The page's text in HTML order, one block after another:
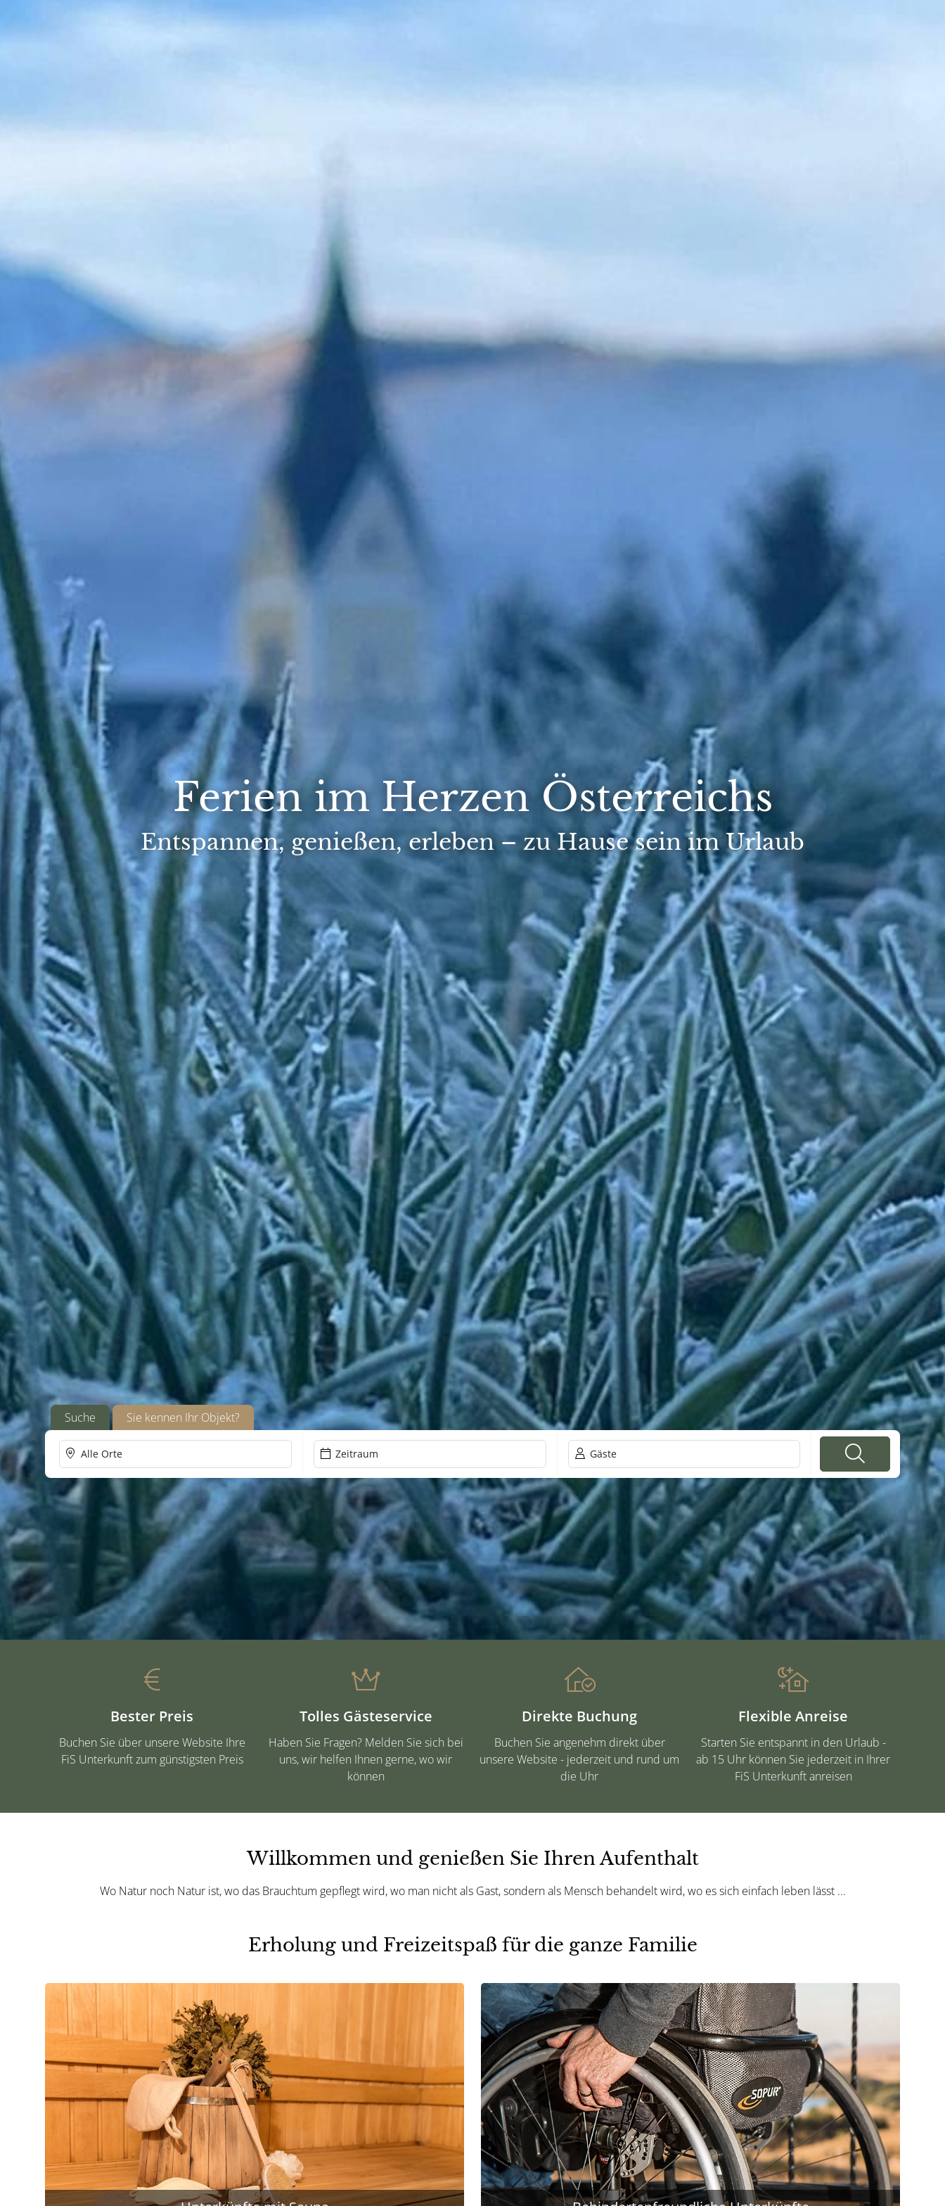
Ferien im Herzen Österreichs
Entspannen, genießen, erleben – zu Hause sein im Urlaub
Suche Sie kennen Ihr Objekt?
Alle Orte Zeitraum Gäste
Bester Preis
Buchen Sie über unsere Website Ihre
FiS Unterkunft zum günstigsten Preis
Tolles Gästeservice
Haben Sie Fragen? Melden Sie sich bei
uns, wir helfen Ihnen gerne, wo wir
können
Direkte Buchung
Buchen Sie angenehm direkt über
unsere Website - jederzeit und rund um
die Uhr
Flexible Anreise
Starten Sie entspannt in den Urlaub -
ab 15 Uhr können Sie jederzeit in Ihrer
FiS Unterkunft anreisen
Willkommen und genießen Sie Ihren Aufenthalt
Wo Natur noch Natur ist, wo das Brauchtum gepflegt wird, wo man nicht als Gast, sondern als Mensch behandelt wird, wo es sich einfach leben lässt ...
Erholung und Freizeitspaß für die ganze Familie